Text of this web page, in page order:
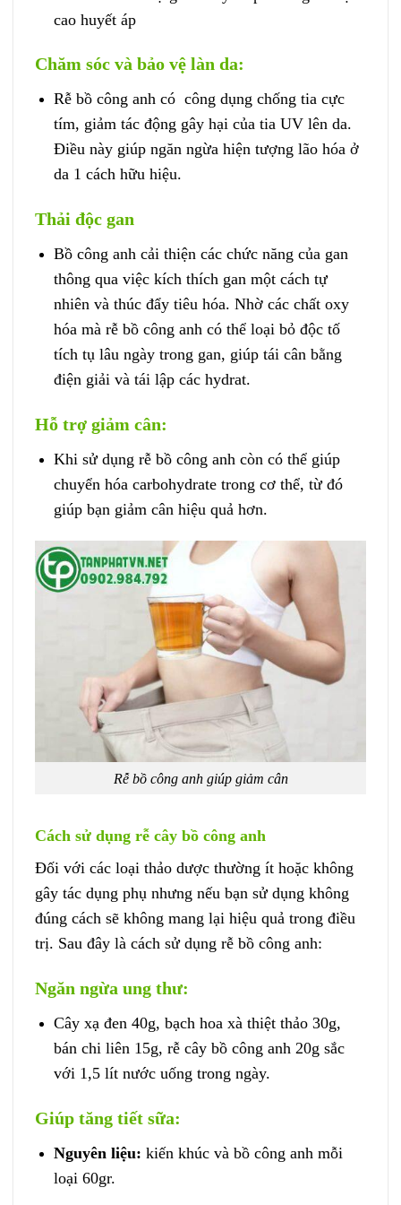
cao huyết áp
Chăm sóc và bảo vệ làn da:
Rễ bồ công anh có công dụng chống tia cực
tím, giảm tác động gây hại của tia UV lên da.
Điều này giúp ngăn ngừa hiện tượng lão hóa ở
da 1 cách hữu hiệu.
Thải độc gan
Bồ công anh cải thiện các chức năng của gan
thông qua việc kích thích gan một cách tự
nhiên và thúc đẩy tiêu hóa. Nhờ các chất oxy
hóa mà rễ bồ công anh có thể loại bỏ độc tố
tích tụ lâu ngày trong gan, giúp tái cân bằng
điện giải và tái lập các hydrat.
Hỗ trợ giảm cân:
Khi sử dụng rễ bồ công anh còn có thể giúp
chuyển hóa carbohydrate trong cơ thể, từ đó
giúp bạn giảm cân hiệu quả hơn.
Rễ bồ công anh giúp giảm cân
Cách sử dụng rễ cây bồ công anh
Đối với các loại thảo dược thường ít hoặc không
gây tác dụng phụ nhưng nếu bạn sử dụng không
đúng cách sẽ không mang lại hiệu quả trong điều
trị. Sau đây là cách sử dụng rễ bồ công anh:
Ngăn ngừa ung thư:
Cây xạ đen 40g, bạch hoa xà thiệt thảo 30g,
bán chi liên 15g, rễ cây bồ công anh 20g sắc
với 1,5 lít nước uống trong ngày.
Giúp tăng tiết sữa:
Nguyên liệu: kiến khúc và bồ công anh mỗi
loại 60gr.